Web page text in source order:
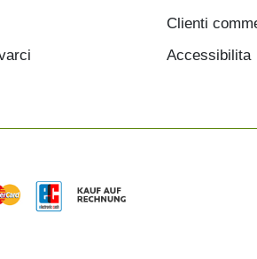
Clienti
Accessibilita